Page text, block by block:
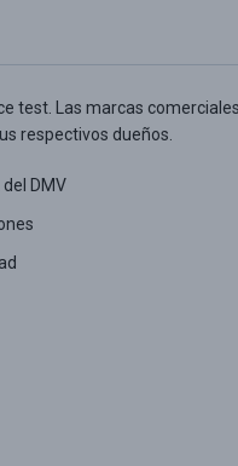
test. Las marcas
respectivos dueños.
DMV